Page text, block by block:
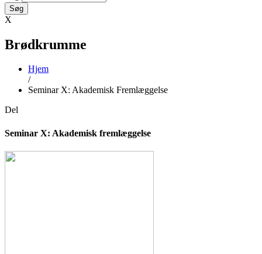
X
Brødkrumme
Hjem
/
Seminar X: Akademisk Fremlæggelse
Del
Seminar X: Akademisk fremlæggelse